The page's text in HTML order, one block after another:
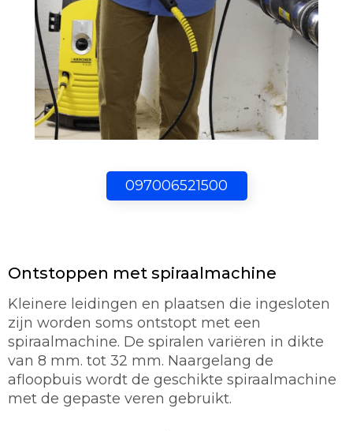
097006521500
Ontstoppen met spiraalmachine
Kleinere leidingen en plaatsen die ingesloten
zijn worden soms ontstopt met een
spiraalmachine. De spiralen variëren in dikte
van 8 mm. tot 32 mm. Naargelang de
afloopbuis wordt de geschikte spiraalmachine
met de gepaste veren gebruikt.